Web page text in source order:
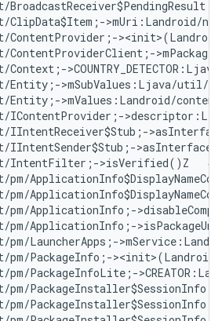
ClipData$Item;-
ContentProvider;-
ContentProviderClient;-
Context;-
Entity;->mSubValues:Ljava/
Entity;->mValues:Landroid/
IContentProvider;-
IIntentReceiver$Stub;-
IIntentSender$Stub;-
IntentFilter;->isVerified()Z #
pm/
pm/
pm/ApplicationInfo;-
pm/ApplicationInfo;-
pm/LauncherApps;-
pm/PackageInfo;-
pm/PackageInfoLite;-
pm/
pm/